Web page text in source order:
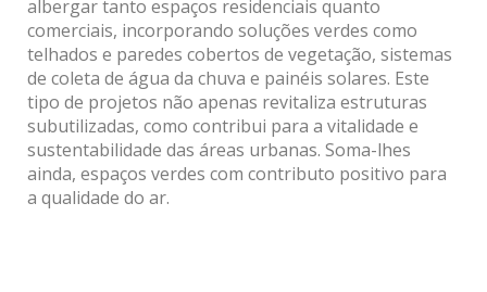
albergar tanto espaços residenciais quanto
comerciais, incorporando soluções verdes como
telhados e paredes cobertos de vegetação, sistemas
de coleta de água da chuva e painéis solares. Este
tipo de projetos não apenas revitaliza estruturas
subutilizadas, como contribui para a vitalidade e
sustentabilidade das áreas urbanas. Soma-lhes
ainda, espaços verdes com contributo positivo para
a qualidade do ar.